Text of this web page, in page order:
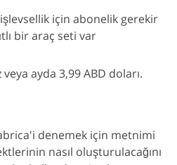
için abonelik gerekir
bir araç seti var
ayda 3,99 ABD doları.
denemek için metnimi
nasıl oluşturulacağını